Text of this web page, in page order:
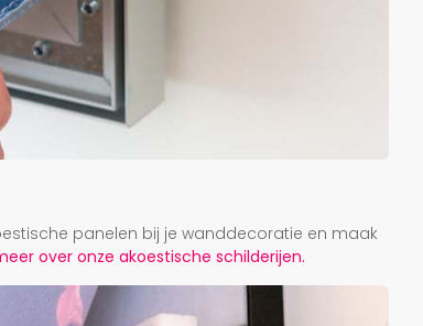
panelen bij je wanddecoratie en maak
over onze akoestische schilderijen.